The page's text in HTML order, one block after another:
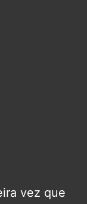
vez que